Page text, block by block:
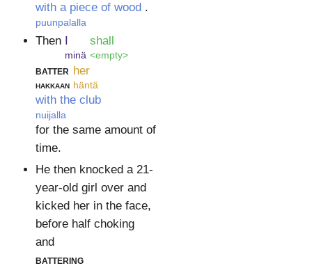
with a piece of wood
puunpalalla
.
Then I
minä
shall
<empty>
batter
hakkaan
her
häntä
with the club
nuijalla
for the same amount of
time.
He then knocked a 21-
year-old girl over and
kicked her in the face,
before half choking
and
battering